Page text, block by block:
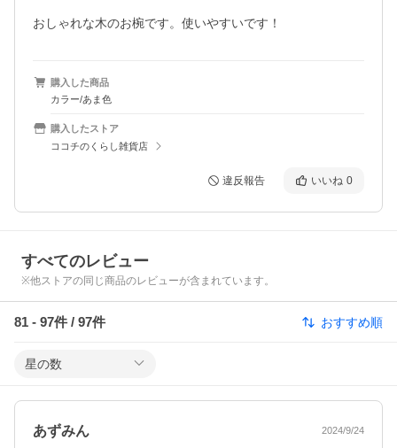
おしゃれな木のお椀です。使いやすいです！
購入した商品
カラー/あま色
購入したストア
ココチのくらし雑貨店
違反報告 いいね 0
すべてのレビュー
※他ストアの同じ商品のレビューが含まれています。
81 - 97件 / 97件 おすすめ順
星の数
あずみん 2024/9/24